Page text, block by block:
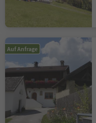
Auf Anfrage